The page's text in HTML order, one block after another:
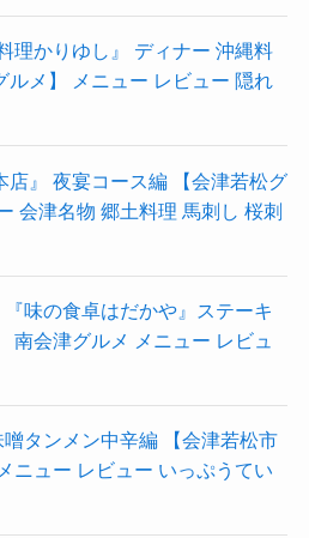
理かりゆし』 ディナー 沖縄料
ルメ】 メニュー レビュー 隠れ
店』 夜宴コース編 【会津若松グ
会津名物 郷土料理 馬刺し 桜刺
味の食卓はだかや』ステーキ
南会津グルメ メニュー レビュ
タンメン中辛編 【会津若松市
ニュー レビュー いっぷうてい